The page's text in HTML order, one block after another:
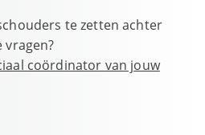
te zetten achter
vragen?
coördinator van jouw